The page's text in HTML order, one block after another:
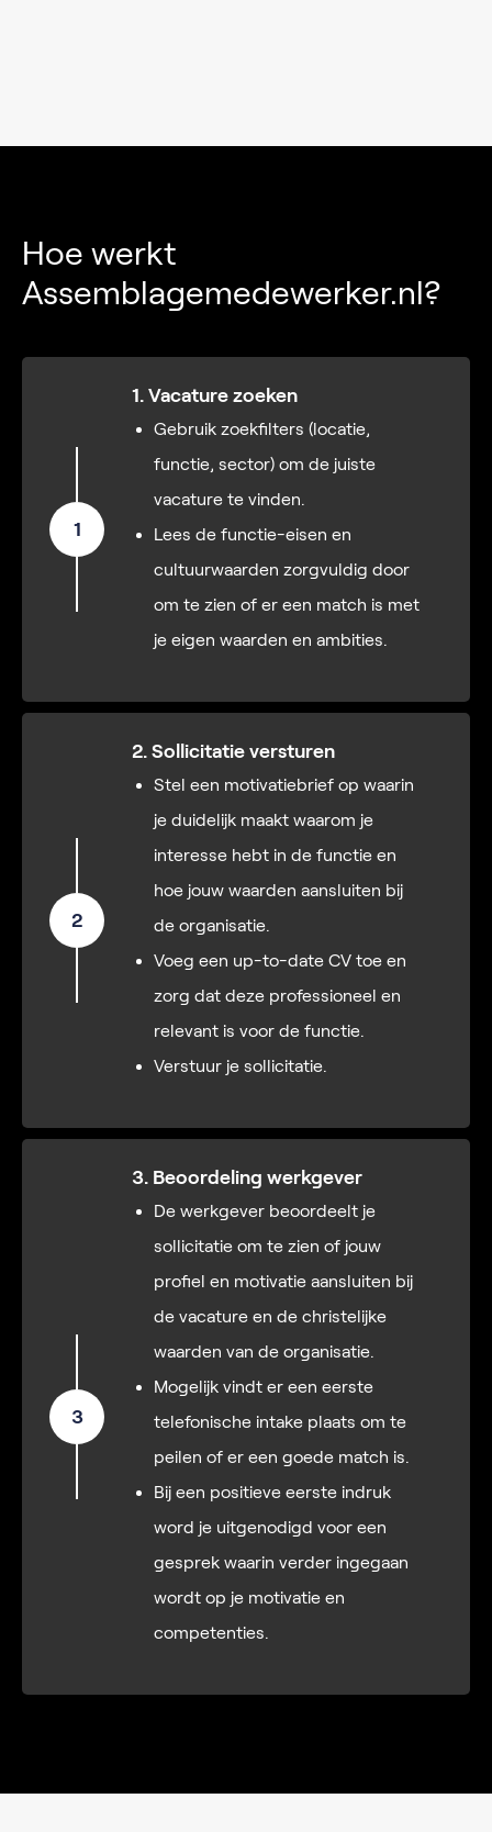
Hoe werkt
Assemblagemedewerker.nl?
1
1. Vacature zoeken
Gebruik zoekfilters (locatie,
functie, sector) om de juiste
vacature te vinden.
Lees de functie-eisen en
cultuurwaarden zorgvuldig door
om te zien of er een match is met
je eigen waarden en ambities.
2
2. Sollicitatie versturen
Stel een motivatiebrief op waarin
je duidelijk maakt waarom je
interesse hebt in de functie en
hoe jouw waarden aansluiten bij
de organisatie.
Voeg een up-to-date CV toe en
zorg dat deze professioneel en
relevant is voor de functie.
Verstuur je sollicitatie.
3
3. Beoordeling werkgever
De werkgever beoordeelt je
sollicitatie om te zien of jouw
profiel en motivatie aansluiten bij
de vacature en de christelijke
waarden van de organisatie.
Mogelijk vindt er een eerste
telefonische intake plaats om te
peilen of er een goede match is.
Bij een positieve eerste indruk
word je uitgenodigd voor een
gesprek waarin verder ingegaan
wordt op je motivatie en
competenties.